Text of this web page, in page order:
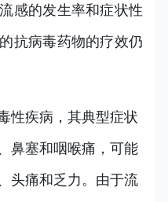
感的发生率和症状性
抗病毒药物的疗效仍
性疾病，其典型症状
鼻塞和咽喉痛，可能
头痛和乏力。由于流